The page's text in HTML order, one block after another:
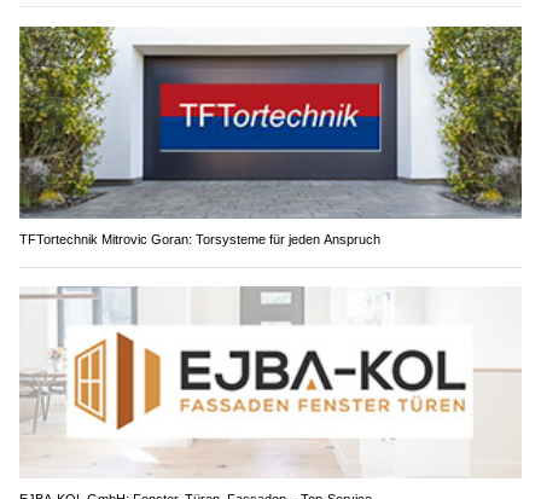
TFTortechnik Mitrovic Goran: Torsysteme für jeden Anspruch